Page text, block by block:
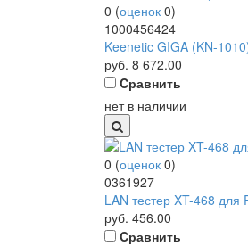
0 (оценок 0)
1000456424
Keenetic GIGA (KN-
руб. 8 672.00
Cравнить
нет в наличии
0 (оценок 0)
0361927
LAN тестер XT-468
руб. 456.00
Cравнить